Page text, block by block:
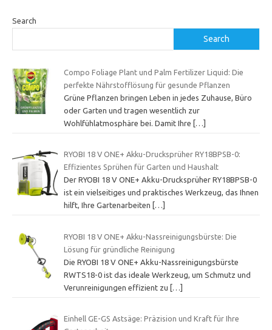
Search
Search
Compo Foliage Plant und Palm Fertilizer Liquid: Die
perfekte Nährstofflösung für gesunde Pflanzen
Grüne Pflanzen bringen Leben in jedes Zuhause, Büro
oder Garten und tragen wesentlich zur
Wohlfühlatmosphäre bei. Damit Ihre […]
RYOBI 18 V ONE+ Akku-Drucksprüher RY18BPSB-0:
Effizientes Sprühen für Garten und Haushalt
Der RYOBI 18 V ONE+ Akku-Drucksprüher RY18BPSB-0
ist ein vielseitiges und praktisches Werkzeug, das Ihnen
hilft, Ihre Gartenarbeiten
[…]
RYOBI 18 V ONE+ Akku-Nassreinigungsbürste: Die
Lösung für gründliche Reinigung
Die RYOBI 18 V ONE+ Akku-Nassreinigungsbürste
RWTS18-0 ist das ideale Werkzeug, um Schmutz und
Verunreinigungen effizient zu […]
Einhell GE-GS Astsäge: Präzision und Kraft für Ihre